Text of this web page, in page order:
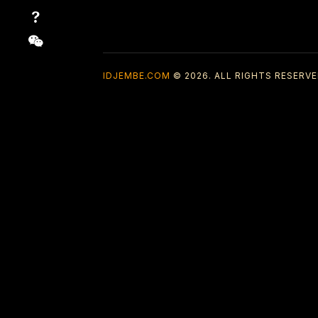
IDJEMBE.COM © 2026. ALL RIGHTS